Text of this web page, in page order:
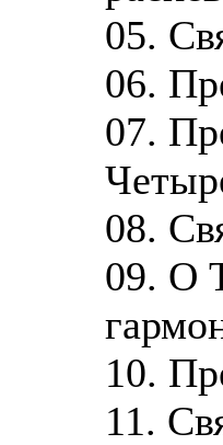
05.
06.
07.
08.
09. О
10.
11.